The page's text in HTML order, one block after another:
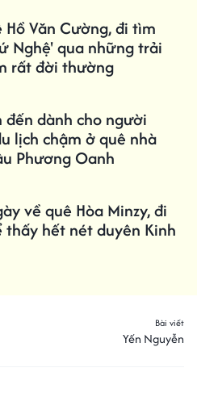
Hồ Văn Cường, đi tìm
Nghệ' qua những trải
rất đời thường
đến dành cho người
lịch chậm ở quê nhà
Phương Oanh
về quê Hòa Minzy, đi
thấy hết nét duyên Kinh
Bài viết
Yến Nguyễn